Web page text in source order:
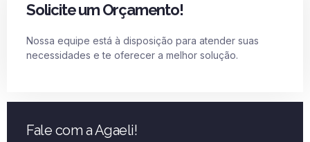
Solicite um Orçamento!
Nossa equipe está à disposição para atender suas
necessidades e te oferecer a melhor solução.
Fale com a Agaeli!